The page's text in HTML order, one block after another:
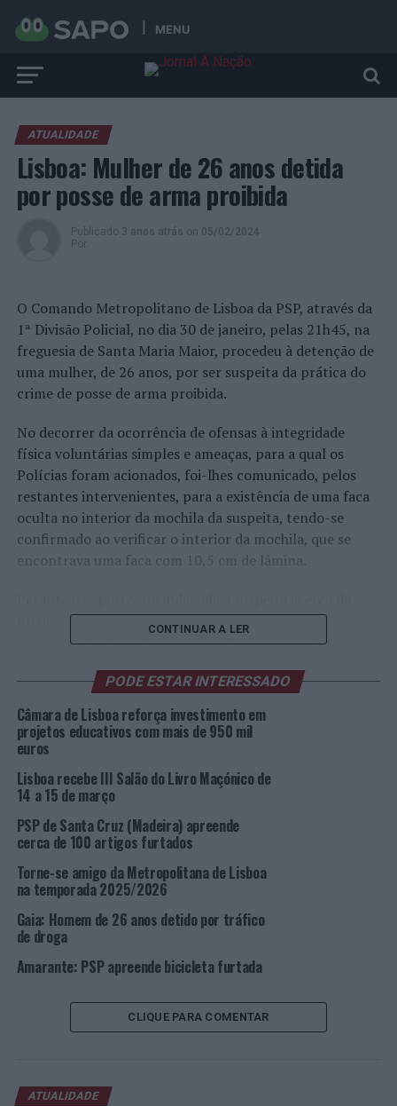
MENU
ATUALIDADE
Lisboa: Mulher de 26 anos detida
por posse de arma proibida
Publicado 3 anos atrás on 05/02/2024
Por
O Comando Metropolitano de Lisboa da PSP, através da
1ª Divisão Policial, no dia 30 de janeiro, pelas 21h45, na
freguesia de Santa Maria Maior, procedeu à detenção de
uma mulher, de 26 anos, por ser suspeita da prática do
crime de posse de arma proibida.
No decorrer da ocorrência de ofensas à integridade
física voluntárias simples e ameaças, para a qual os
Polícias foram acionados, foi-lhes comunicado, pelos
restantes intervenientes, para a existência de uma faca
oculta no interior da mochila da suspeita, tendo-se
confirmado ao verificar o interior da mochila, que se
encontrava uma faca com 10,5 cm de lâmina.
finalidade da detenção da faca, ao que a mesma
respondeu ser para sua autoproteção, pelo que, por não
a sua posse, foi-lhe, de imediato, dada voz de detenção.
Findadas as diligências foi a suspeita notificada para
comparecer em tribunal.
Foto: DR.
TÓPICOS RELACIONADOS: CRIMINALIDADE
LISBOA
PSP
PRÓXIMO
Loures: Três detidos através de Mandados pelos crimes
de violação, roubo e extorsão
NÃO PERCA
Lisboa: Homem de 24 anos detido por furto de telemóvel
CONTINUAR A LER
PODE ESTAR INTERESSADO
Câmara de Lisboa reforça investimento em
projetos educativos com mais de 950 mil
euros
Lisboa recebe III Salão do Livro Maçónico de
14 a 15 de março
PSP de Santa Cruz (Madeira) apreende
cerca de 100 artigos furtados
Torne-se amigo da Metropolitana de Lisboa
na temporada 2025/2026
Gaia: Homem de 26 anos detido por tráfico
de droga
Amarante: PSP apreende bicicleta furtada
CLIQUE PARA COMENTAR
ATUALIDADE